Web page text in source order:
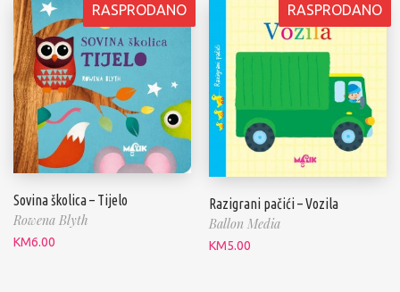
RASPRODANO
Sovina školica – Tijelo
Rowena Blyth
KM6.00
RASPRODANO
Razigrani pačići – Vozila
Ballon Media
KM5.00